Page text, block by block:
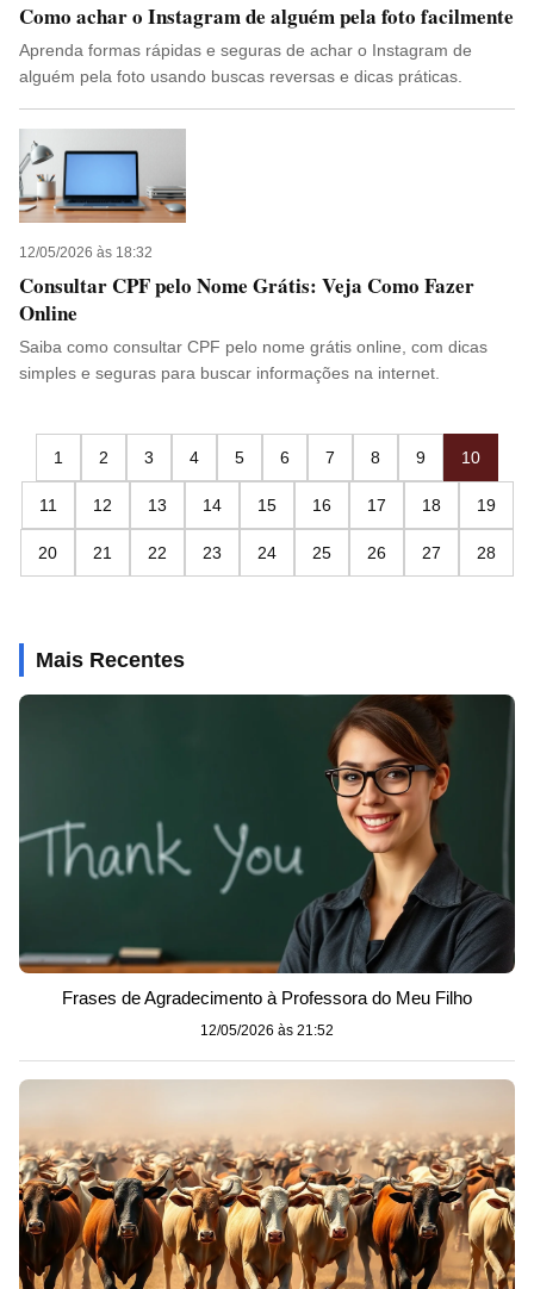
Como achar o Instagram de alguém pela foto facilmente
Aprenda formas rápidas e seguras de achar o Instagram de
alguém pela foto usando buscas reversas e dicas práticas.
12/05/2026 às 18:32
Consultar CPF pelo Nome Grátis: Veja Como Fazer
Online
Saiba como consultar CPF pelo nome grátis online, com dicas
simples e seguras para buscar informações na internet.
1 2 3 4 5 6 7 8 9 10
11 12 13 14 15 16 17 18 19
20 21 22 23 24 25 26 27 28
Mais Recentes
Frases de Agradecimento à Professora do Meu Filho
12/05/2026 às 21:52